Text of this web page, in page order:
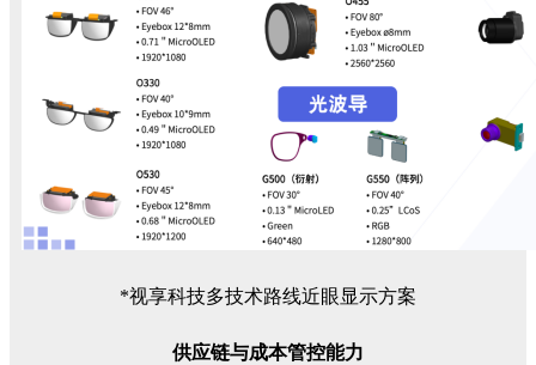
*视享科技多技术路线近眼显示方案
供应链与成本管控能力